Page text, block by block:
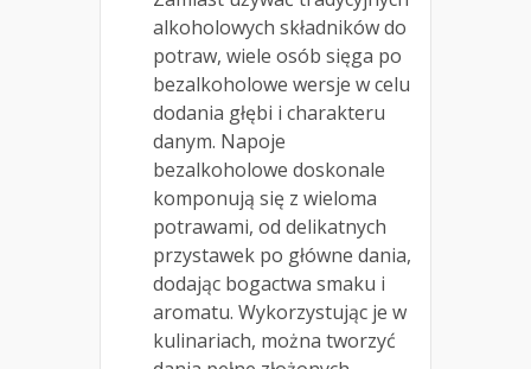
alkoholowych składników do
potraw, wiele osób sięga po
bezalkoholowe wersje w celu
dodania głębi i charakteru
danym. Napoje
bezalkoholowe doskonale
komponują się z wieloma
potrawami, od delikatnych
przystawek po główne dania,
dodając bogactwa smaku i
aromatu. Wykorzystując je w
kulinariach, można tworzyć